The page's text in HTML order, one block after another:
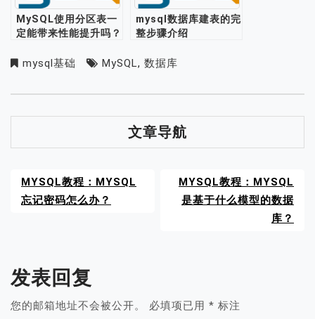
MySQL使用分区表一
定能带来性能提升吗？
mysql数据库建表的完
整步骤介绍
mysql基础 MySQL, 数据库
文章导航
MYSQL教程：MYSQL
忘记密码怎么办？
MYSQL教程：MYSQL
是基于什么模型的数据
库？
发表回复
您的邮箱地址不会被公开。 必填项已用 * 标注